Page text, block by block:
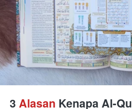
3 Alasan Kenapa Al-